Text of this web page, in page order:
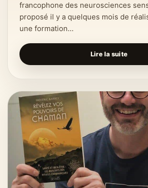
francophone des neurosciences
proposé il y a quelques mois de
une formation…
Lire la suite